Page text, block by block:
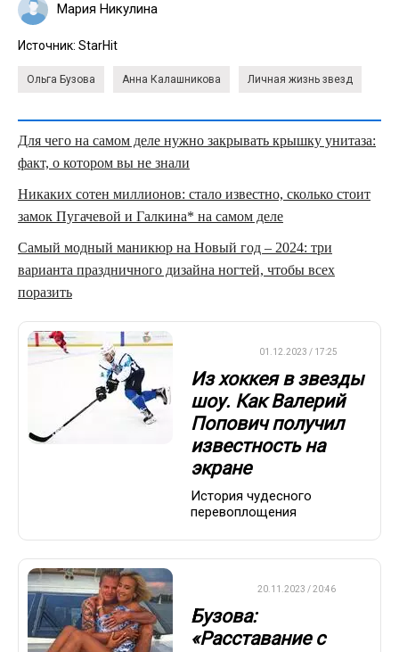
Мария Никулина
Источник: StarHit
Ольга Бузова Анна Калашникова Личная жизнь звезд
Для чего на самом деле нужно закрывать крышку унитаза:
факт, о котором вы не знали
Никаких сотен миллионов: стало известно, сколько стоит
замок Пугачевой и Галкина* на самом деле
Самый модный маникюр на Новый год – 2024: три
варианта праздничного дизайна ногтей, чтобы всех
поразить
01.12.2023 / 17:25
Из хоккея в звезды
шоу. Как Валерий
Попович получил
известность на
экране
История чудесного
перевоплощения
20.11.2023 / 20:46
Бузова:
«Расставание с